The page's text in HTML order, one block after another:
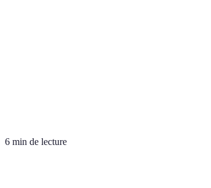
6 min de lecture